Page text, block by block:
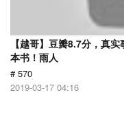
【越哥】豆瓣8.7分，真
本书！雨人
# 570
2019-03-17 04:16